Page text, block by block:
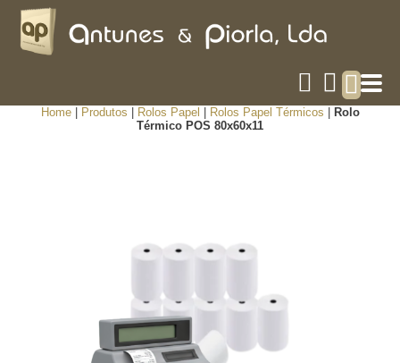
Home| Produtos Rolos Papel Rolos Papel Térmicos
Rolo
Térmico POS 80x60x11